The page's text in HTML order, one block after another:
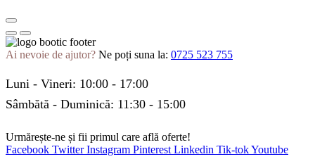
Ai nevoie de ajutor? Ne poți suna la: 0725 523 755
Luni - Vineri: 10:00 - 17:00
Sâmbătă - Duminică: 11:30 - 15:00
Urmărește-ne și fii primul care află oferte!
Facebook Twitter Instagram Pinterest Linkedin Tik-tokYoutube